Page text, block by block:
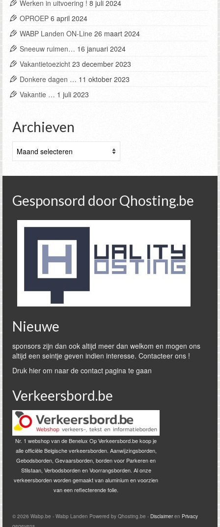
Werken in uitvoering ! 8 juli 2024
OPROEP 6 april 2024
WABP Landen ON-Line 26 maart 2024
Sneeuw ruimen… 16 januari 2024
Vakantietoezicht 23 december 2023
Donkere dagen … 11 oktober 2023
Vakantie … 1 juli 2023
Archieven
Gesponsord door Qhosting.be
Nieuwe
sponsors zijn dan ook altijd meer dan welkom en mogen ons
altijd een seintje geven indien interesse. Contacteer ons !
Druk hier om naar de contact pagina te gaan
Verkeersbord.be
Nr. 1 webshop van de Benelux Op Verkeersbord.be koop je
alle officiële Belgische verkeersborden. Aanwijzingsborden,
Gebodsborden, Gevaarsborden, borden voor Parkeren en
Stilstaan, Verbodsborden en Voorrangsborden. Al onze
verkeersborden worden gemaakt van aluminium en voorzien
van een reflecterende folie.
© 2026 Wabp.be - Wabp Landen Powered by Qhosting.be - Disclaimeren Privacy